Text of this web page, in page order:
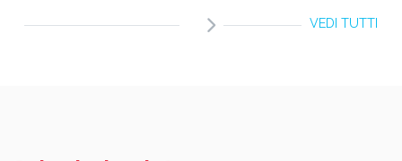
VEDI TUTTI